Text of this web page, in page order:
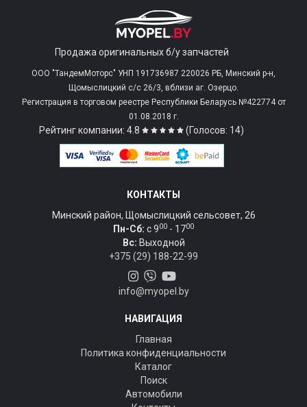
Продажа оригинальных б/у запчастей
ООО "ТандемМоторс" УНП 191736987 220026 РБ, Минский р-н,
Щомыслицкий с/c 26/3, вблизи аг. Озерцо.
Регистрация в торговом реестре Республики Беларусь №422774 от
01.08.2018 г.
Рейтинг компании: 4.8 (Голосов: 14)
КОНТАКТЫ
Минский район, Щомыслицкий сельсовет, 26
Пн-Сб: c 900 - 1700
Вс: Выходной
+375 (29) 188-22-99
info@myopel.by
НАВИГАЦИЯ
Главная
Политика конфиденциальности
Каталог
Поиск
Автомобили